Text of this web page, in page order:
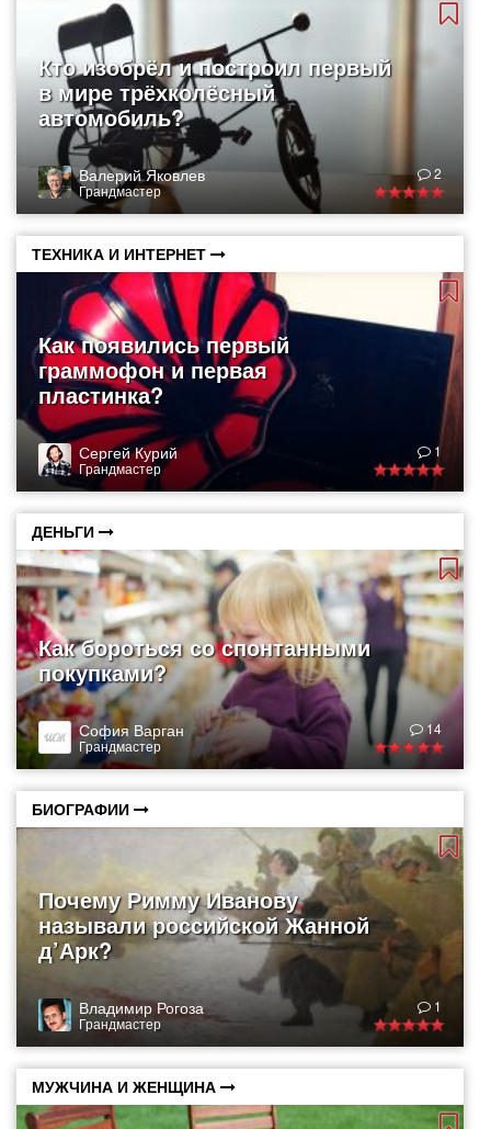
Кто изобрёл и построил первый
в мире трёхколёсный
автомобиль?
Валерий Яковлев
Грандмастер
2
ТЕХНИКА И ИНТЕРНЕТ
Как появились первый
граммофон и первая
пластинка?
Сергей Курий
Грандмастер
1
ДЕНЬГИ
Как бороться со спонтанными
покупками?
София Варган
Грандмастер
14
БИОГРАФИИ
Почему Римму Иванову
называли российской Жанной
д’Арк?
Владимир Рогоза
Грандмастер
1
МУЖЧИНА И ЖЕНЩИНА